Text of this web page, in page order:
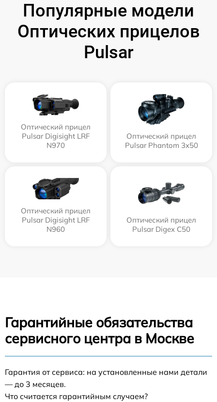
Популярные модели
Оптических прицелов
Pulsar
Оптический прицел
Pulsar Digisight LRF
N970
Оптический прицел
Pulsar Phantom 3x50
Оптический прицел
Pulsar Digisight LRF
N960
Оптический прицел
Pulsar Digex C50
Гарантийные обязательства
сервисного центра в Москве
Гарантия от сервиса: на установленные нами детали
— до 3 месяцев.
Что считается гарантийным случаем?